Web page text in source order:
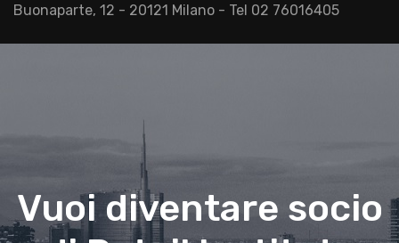
Buonaparte, 12 - 20121 Milano - Tel 02 76016405
Vuoi diventare socio